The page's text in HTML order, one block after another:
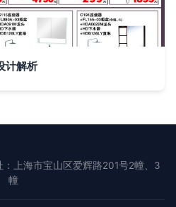
计解析
：上海市宝山区爱辉路201号2幢、3
幢